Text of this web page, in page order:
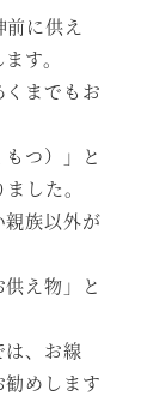
に供え
す。
までもお
つ）」と
した。
親族以外が
え物」と
は、お線
めします